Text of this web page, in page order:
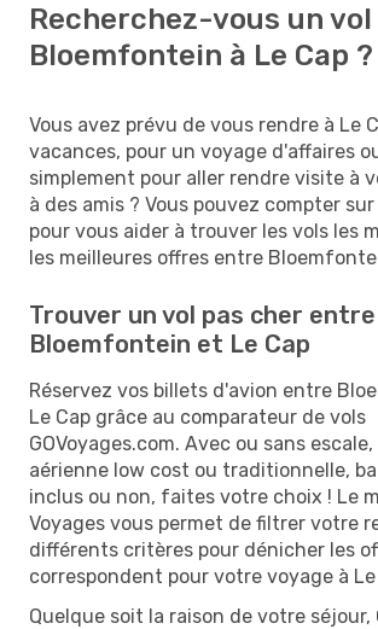
Recherchez-vous un vol
Bloemfontein à Le Cap ?
Vous avez prévu de vous rendre à Le
vacances, pour un voyage d'affaires
simplement pour aller rendre visite à
à des amis ? Vous pouvez compter sur
pour vous aider à trouver les vols les
les meilleures offres entre
Trouver un vol pas cher entre
Bloemfontein et Le Cap
Réservez vos billets d'avion entre
Le Cap grâce au comparateur de vols
GOVoyages.com. Avec ou sans
aérienne low cost ou traditionnelle,
inclus ou non, faites votre choix ! Le
Voyages vous permet de filtrer votre
différents critères pour dénicher les
correspondent pour votre voyage à Le
Quelque soit la raison de votre séjour,